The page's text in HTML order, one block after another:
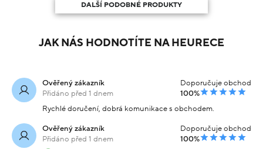
DALŠÍ PODOBNÉ PRODUKTY
JAK NÁS HODNOTÍTE NA HEURECE
Ověřený zákazník
Přidáno před 1 dnem
Doporučuje obchod
100%
Rychlé doručení, dobrá komunikace s obchodem.
Ověřený zákazník
Přidáno před 1 dnem
Doporučuje obchod
100%